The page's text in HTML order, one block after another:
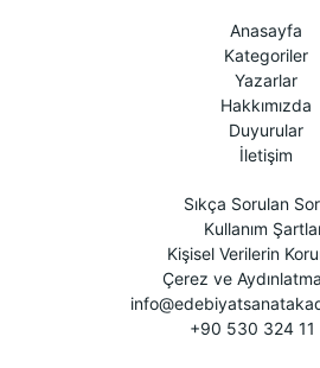
Anasayfa
Kategoriler
Yazarlar
Hakkımızda
Duyurular
İletişim
Sıkça Sorulan
Kullanım
Kişisel Verilerin
Çerez ve
+90 530 324 11